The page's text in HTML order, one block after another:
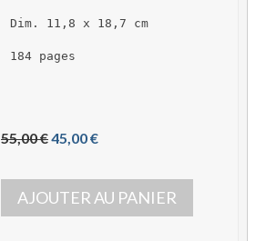
Dim. 11,8 x 18,7 cm
184 pages
55,00 €L
p
r
i
45,00 €L
p
r
i
AJOUTER AU PANIER